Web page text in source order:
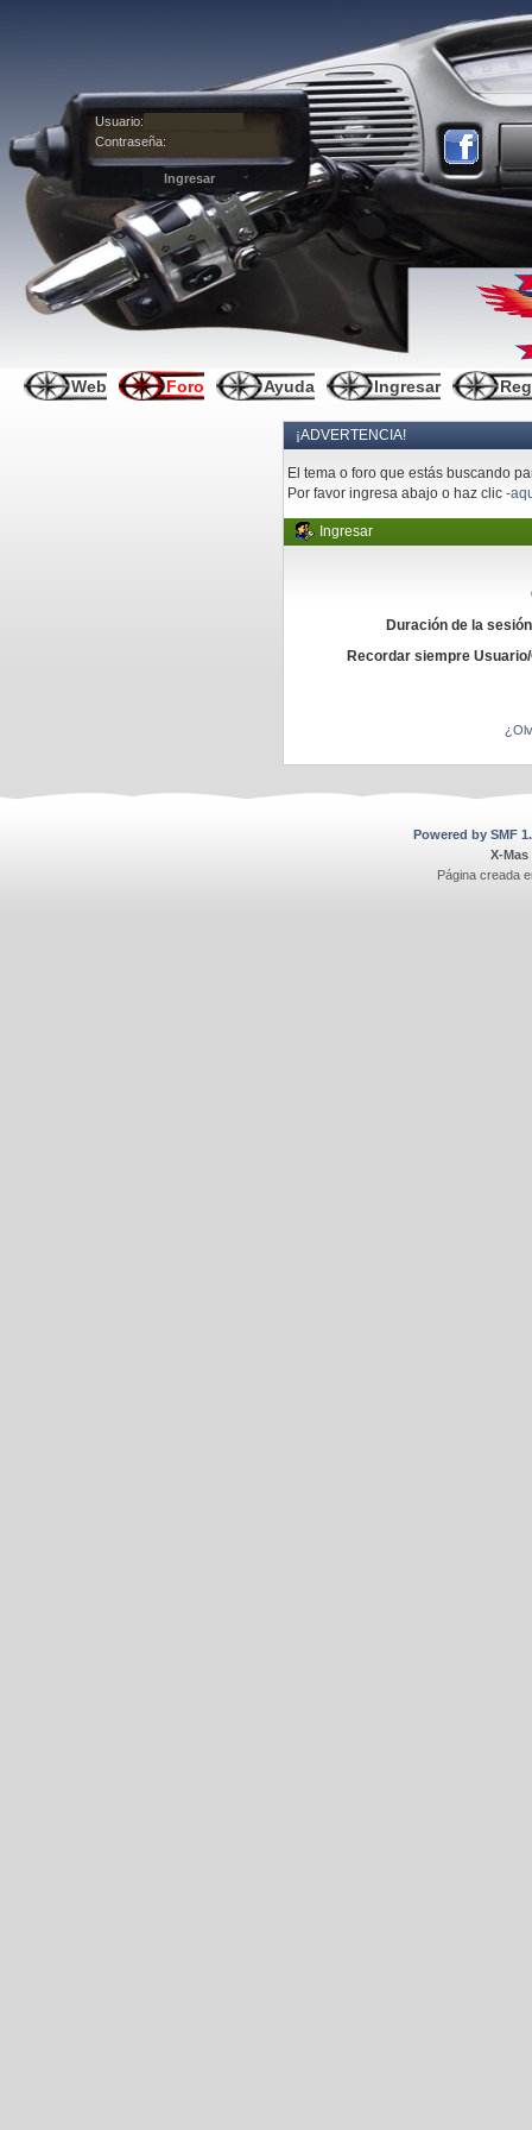
Usuario:
Contraseña:
Web Foro Ayuda Ingresar
¡ADVERTENCIA!
El tema o foro que estás buscando
Por favor ingresa abajo o haz clic-
Ingresar
Duración de la
Recordar siempre
Powered by SMF
X-Mas
Página creada